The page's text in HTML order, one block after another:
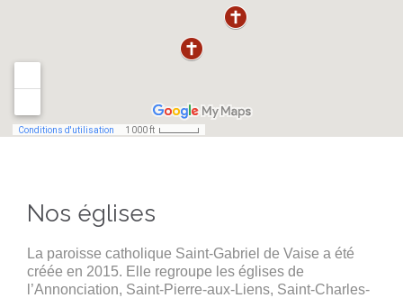
Nos églises
La paroisse catholique Saint-Gabriel de Vaise a été
créée en 2015. Elle regroupe les églises de
l’Annonciation, Saint-Pierre-aux-Liens, Saint-Charles-